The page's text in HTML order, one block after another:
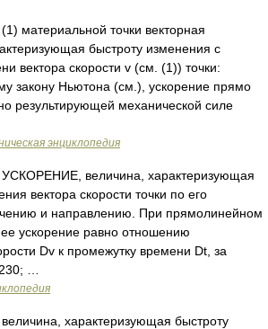
материальной точки векторная
быстроту изменения с
вектора скорости v (см. (1)) точки:
закону Ньютона (см.), ускорение прямо
результирующей механической силе
энциклопедия
величина, характеризующая
вектора скорости точки по его
и направлению. При прямолинейном
ускорение равно отношению
Dv к промежутку времени Dt, за
…
характеризующая быстроту